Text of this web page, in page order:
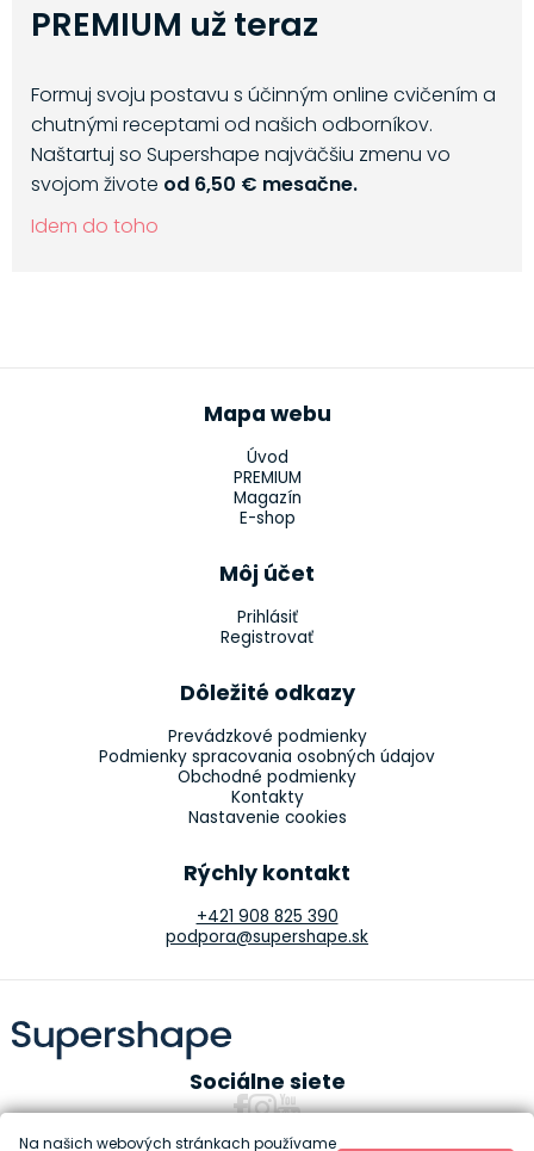
PREMIUM už teraz
Formuj svoju postavu s účinným online cvičením a
chutnými receptami od našich odborníkov.
Naštartuj so Supershape najväčšiu zmenu vo
svojom živote od 6,50 € mesačne.
Idem do toho
Mapa webu
Úvod
PREMIUM
Magazín
E-shop
Môj účet
Prihlásiť
Registrovať
Dôležité odkazy
Prevádzkové podmienky
Podmienky spracovania osobných údajov
Obchodné podmienky
Kontakty
Nastavenie cookies
Rýchly kontakt
+421 908 825 390
podpora@supershape.sk
Sociálne siete
Na našich webových stránkach používame